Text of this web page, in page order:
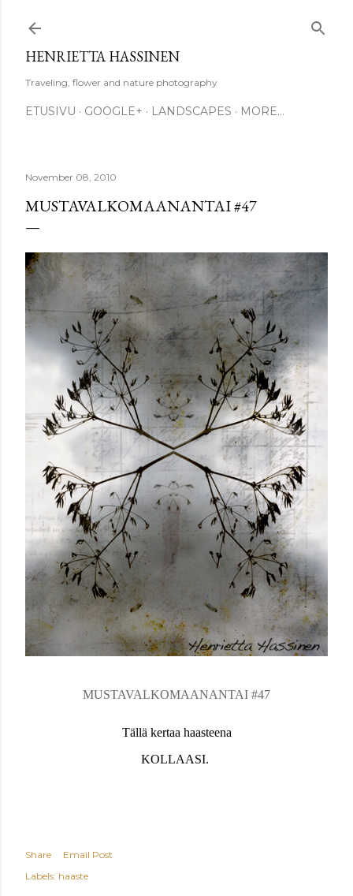
HENRIETTA HASSINEN
Traveling, flower and nature photography
ETUSIVU GOOGLE+ LANDSCAPES MORE…
November 08, 2010
MUSTAVALKOMAANANTAI #47
MUSTAVALKOMAANANTAI #47
Tällä kertaa haasteena
KOLLAASI.
Share
Email Post
Labels: haaste